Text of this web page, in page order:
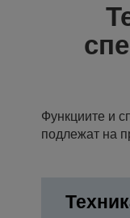
Функциите и
подлежат на